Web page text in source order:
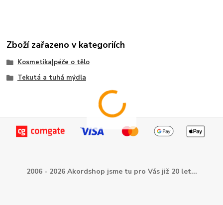
Zboží zařazeno v kategoriích
Kosmetika|péče o tělo
Tekutá a tuhá mýdla
2006 - 2026 Akordshop jsme tu pro Vás již 20 let...